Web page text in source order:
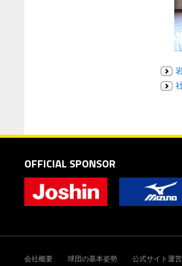
OFFICIAL SPONSOR
会社概要 球団の基本姿勢 公式サイト運